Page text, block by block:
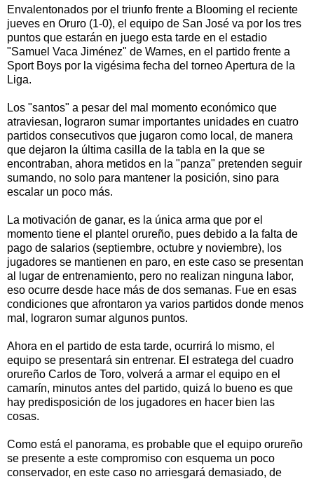
Envalentonados por el triunfo frente a Blooming el reciente
jueves en Oruro (1-0), el equipo de San José va por los tres
puntos que estarán en juego esta tarde en el estadio
"Samuel Vaca Jiménez" de Warnes, en el partido frente a
Sport Boys por la vigésima fecha del torneo Apertura de la
Liga.
Los "santos" a pesar del mal momento económico que
atraviesan, lograron sumar importantes unidades en cuatro
partidos consecutivos que jugaron como local, de manera
que dejaron la última casilla de la tabla en la que se
encontraban, ahora metidos en la "panza" pretenden seguir
sumando, no solo para mantener la posición, sino para
escalar un poco más.
La motivación de ganar, es la única arma que por el
momento tiene el plantel orureño, pues debido a la falta de
pago de salarios (septiembre, octubre y noviembre), los
jugadores se mantienen en paro, en este caso se presentan
al lugar de entrenamiento, pero no realizan ninguna labor,
eso ocurre desde hace más de dos semanas. Fue en esas
condiciones que afrontaron ya varios partidos donde menos
mal, lograron sumar algunos puntos.
Ahora en el partido de esta tarde, ocurrirá lo mismo, el
equipo se presentará sin entrenar. El estratega del cuadro
orureño Carlos de Toro, volverá a armar el equipo en el
camarín, minutos antes del partido, quizá lo bueno es que
hay predisposición de los jugadores en hacer bien las
cosas.
Como está el panorama, es probable que el equipo orureño
se presente a este compromiso con esquema un poco
conservador, en este caso no arriesgará demasiado, de